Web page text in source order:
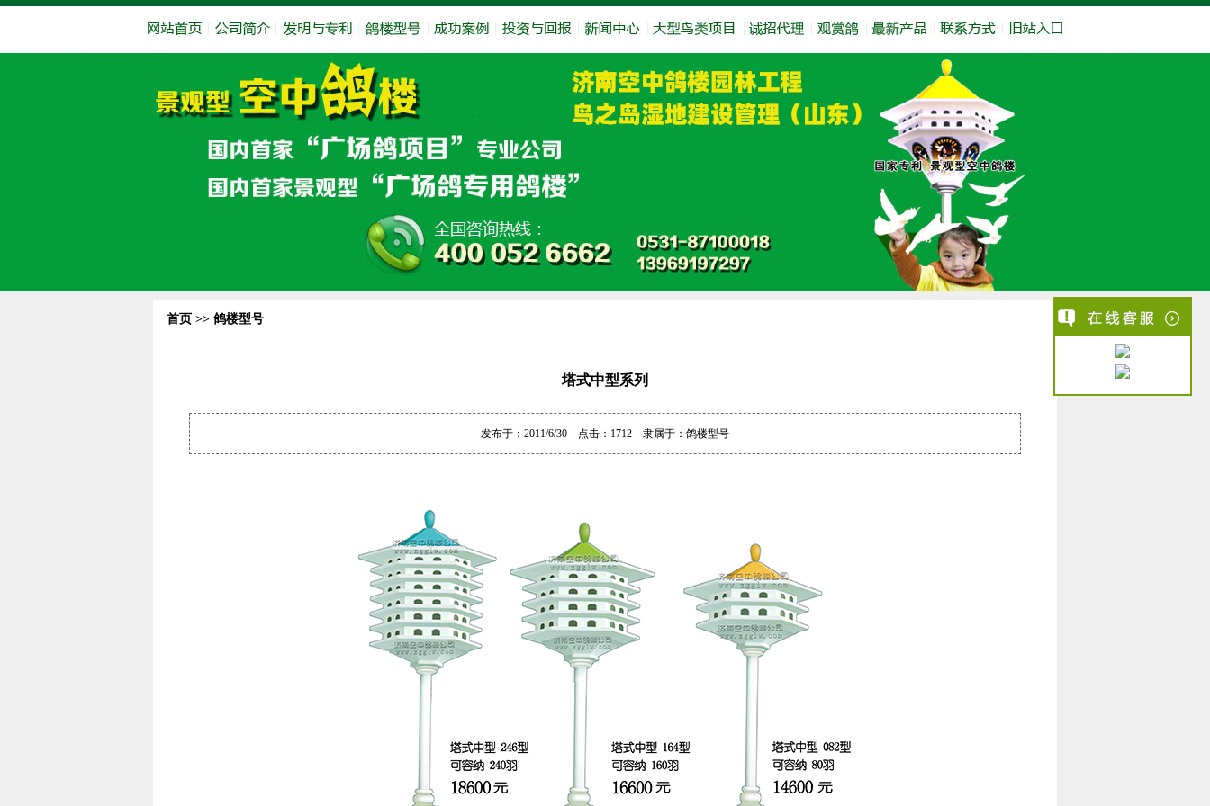
首页 >> 鸽楼型号
塔式中型系列
发布于：2011/6/30 点击：1712 隶属于： 鸽楼型号